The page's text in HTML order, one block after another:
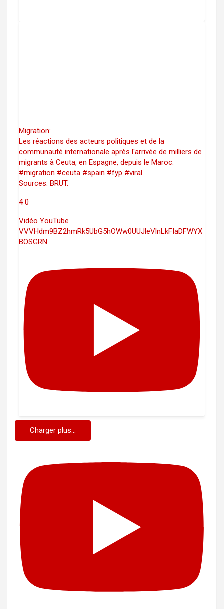
Migration:
Les réactions des acteurs politiques et de la
communauté internationale après l'arrivée de milliers de
migrants à Ceuta, en Espagne, depuis le Maroc.
#migration #ceuta #spain #fyp #viral
Sources: BRUT.
4 0
Vidéo YouTube
VVVHdm9BZ2hmRk5UbG5hOWw0UUJleVlnLkFIaDFWYX
BOSGRN
Charger plus...